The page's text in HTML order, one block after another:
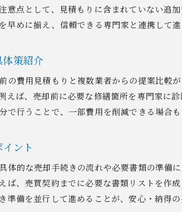
売却コツ理解し費用節約へ
費用を抑える中古戸建売却のコ
費用を抑える専門家選びと
無駄な支出を防ぐ売却手続
相場比較が重要な不動産売
不動産売却前に必要な準備
中古戸建売却のための事前
費用トラブルを防ぐ準備の
意点として、見積もりに含まれていない追
早めに揃え、信頼できる専門家と連携して進
策紹介
の費用見積もりと複数業者からの提案比較
えば、売却前に必要な修繕箇所を専門家に
行うことで、一部費用を削減できる場合も
ント
体的な売却手続きの流れや必要書類の準備
ば、売買契約までに必要な書類リストを作
準備を並行して進めることが、安心・納得の